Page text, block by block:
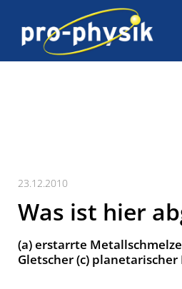
23.12.2010
Was ist hier
(a) erstarrte
Gletscher (c) planetarischer